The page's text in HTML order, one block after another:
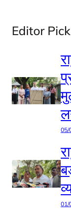
Editor
05/
01/